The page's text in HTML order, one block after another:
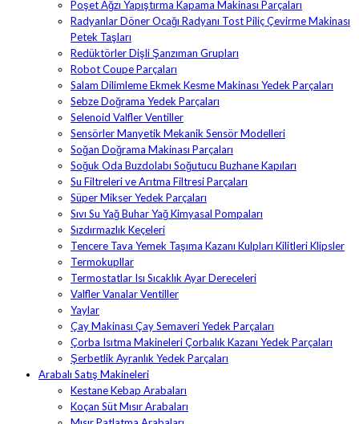
Poşet Ağzı Yapıştırma Kapama Makinası Parçaları
Radyanlar Döner Ocağı Radyanı Tost Piliç Çevirme Makinası
Petek Taşları
Redüktörler Dişli Şanzıman Grupları
Robot Coupe Parçaları
Salam Dilimleme Ekmek Kesme Makinası Yedek Parçaları
Sebze Doğrama Yedek Parçaları
Selenoid Valfler Ventiller
Sensörler Manyetik Mekanik Sensör Modelleri
Soğan Doğrama Makinası Parçaları
Soğuk Oda Buzdolabı Soğutucu Buzhane Kapıları
Su Filtreleri ve Arıtma Filtresi Parçaları
Süper Mikser Yedek Parçaları
Sıvı Su Yağ Buhar Yağ Kimyasal Pompaları
Sızdırmazlık Keçeleri
Tencere Tava Yemek Taşıma Kazanı Kulpları Kilitleri Klipsler
Termokupllar
Termostatlar Isı Sıcaklık Ayar Dereceleri
Valfler Vanalar Ventiller
Yaylar
Çay Makinası Çay Semaveri Yedek Parçaları
Çorba Isıtma Makineleri Çorbalık Kazanı Yedek Parçaları
Şerbetlik Ayranlık Yedek Parçaları
Arabalı Satış Makineleri
Kestane Kebap Arabaları
Koçan Süt Mısır Arabaları